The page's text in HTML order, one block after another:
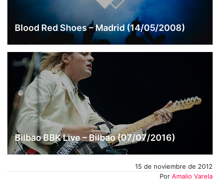
Blood Red Shoes – Madrid (14/05/2008)
Bilbao BBK Live – Bilbao (07/07/2016)
15 de noviembre de 2012
Por Amalio Varela